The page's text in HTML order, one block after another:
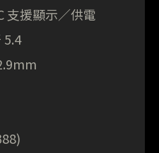
支援顯示／供電
5.4